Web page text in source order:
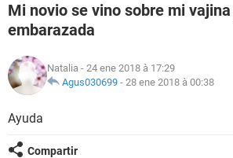
FAMILIA
NUTRICIÓN
SEXUALIDAD
Mi novio se vino sobre mi
embarazada
Natalia - 24 ene 2018 à 17:29
Agus030699 - 28 ene 2018 à 00:38
Ayuda
Compartir